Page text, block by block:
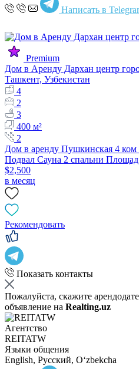
Написать в
Premium
Дом в Аренду Дархан центр
Ташкент, Узбекистан
4
2
3
400 м²
2
Дом в аренду Пушкинская 4 ком
Подвал Сауна 2 спальни
$2,500
в месяц
Рекомендовать
Показать контакты
Пожалуйста, скажите
объявление на Realting.uz
Агентство
REITATW
Языки общения
English, Русский, Oʻzbekcha